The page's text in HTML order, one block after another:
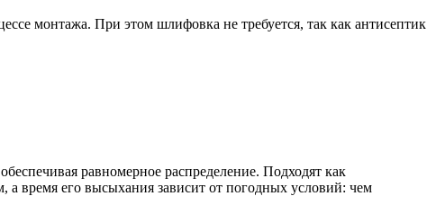
монтажа. При этом шлифовка не требуется, так как антисептик
равномерное распределение. Подходят как
а время его высыхания зависит от погодных условий: чем